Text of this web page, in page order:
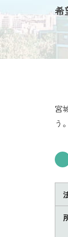
希
宮
う